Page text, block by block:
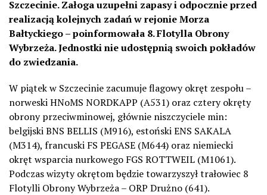
Szczecinie. Załoga uzupełni zapasy i odpocznie przed
realizacją kolejnych zadań w rejonie Morza
Bałtyckiego – poinformowała 8. Flotylla Obrony
Wybrzeża. Jednostki nie udostępnią swoich pokładów
do zwiedzania.
W piątek w Szczecinie zacumuje flagowy okręt zespołu –
norweski HNoMS NORDKAPP (A531) oraz cztery okręty
obrony przeciwminowej, głównie niszczyciele min:
belgijski BNS BELLIS (M916), estoński ENS SAKALA
(M314), francuski FS PEGASE (M644) oraz niemiecki
okręt wsparcia nurkowego FGS ROTTWEIL (M1061).
Podczas wizyty okrętom będzie towarzyszył trałowiec 8
Flotylli Obrony Wybrzeża – ORP Drużno (641).